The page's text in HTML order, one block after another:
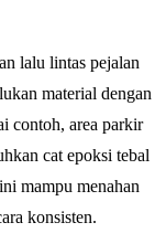
lalu lintas pejalan
material dengan
contoh, area parkir
cat epoksi tebal
mampu menahan
konsisten.